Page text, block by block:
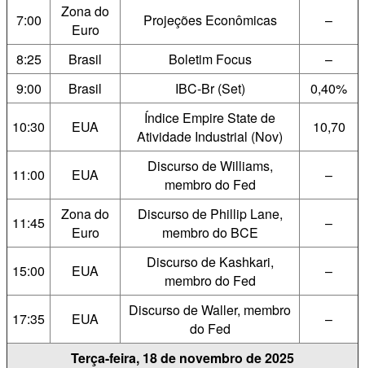
7:00
Zona do
Euro
Projeções Econômicas –
8:25 Brasil Boletim Focus
–
9:00
Brasil IBC-Br (Set) 0,40%
10:30 EUA
Índice Empire State de
Atividade Industrial (Nov)
10,70
11:00 EUA
Discurso de Williams,
membro do Fed
–
11:45
Zona do
Euro
Discurso de Phillip Lane,
membro do BCE
–
15:00 EUA
Discurso de Kashkari,
membro do Fed
–
17:35 EUA
Discurso de Waller, membro
do Fed
–
Terça-feira, 18 de novembro de 2025